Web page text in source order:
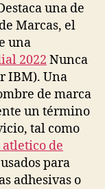
una de
Marcas, el
una
2022 Nunca
IBM). Una
de marca
un término
tal como
de
para
adhesivas o